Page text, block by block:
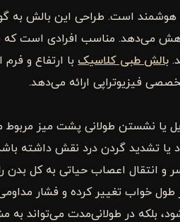
هوشمند است. طراحی این بالش
می‌دهد. مناسب افرادی است که
بالش طبی کلاسیکبا ارتفاع و فرم
فیزیوتراپی ارائه می‌دهد.
یا نشستن طولانی پشت میز
یا تشدید گردن درد نقش داشته
اعصاب حیاتی به کل بدن را
طول خواب تغییر کرده و فشار
بلکه در طولانی‌مدت می‌تواند به